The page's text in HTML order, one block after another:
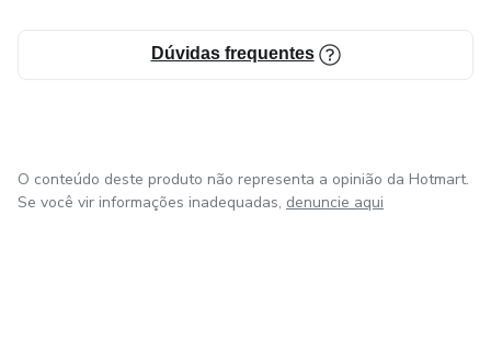
Dúvidas frequentes
O conteúdo deste produto não representa a opinião da Hotmart.
Se você vir informações inadequadas, denuncie aqui